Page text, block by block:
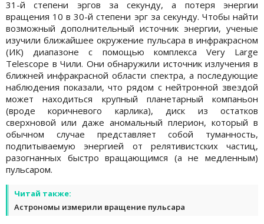
31-й степени эргов за секунду, а потеря энергии
вращения 10 в 30-й степени эрг за секунду. Чтобы найти
возможный дополнительный источник энергии, ученые
изучили ближайшее окружение пульсара в инфракрасном
(ИК) диапазоне с помощью комплекса Very Large
Telescope в Чили. Они обнаружили источник излучения в
ближней инфракрасной области спектра, а последующие
наблюдения показали, что рядом с нейтронной звездой
может находиться крупный планетарный компаньон
(вроде коричневого карлика), диск из остатков
сверхновой или даже аномальный плерион, который в
обычном случае представляет собой туманность,
подпитываемую энергией от релятивистских частиц,
разогнанных быстро вращающимся (а не медленным)
пульсаром.
Читай также:
Астрономы измерили вращение пульсара